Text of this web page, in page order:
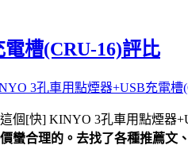
槽(CRU-16)評比
3孔車用點煙器+USB充電槽
個[快] KINYO 3孔車用點煙器
蠻合理的。去找了各種推薦文